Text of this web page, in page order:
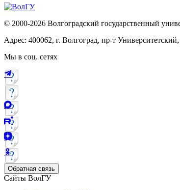
© 2000-2026 Волгоградский государственный
Адрес: 400062, г. Волгоград, пр-т
Мы в соц. сетях
Обратная связь
Сайты ВолГУ